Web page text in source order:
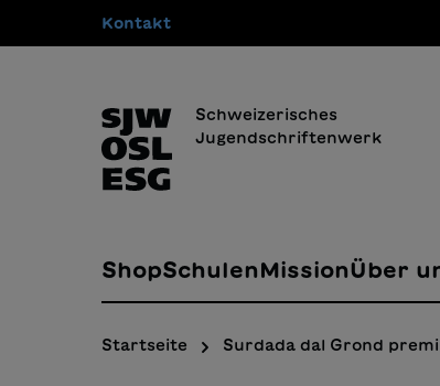
Zur Hauptnavigation springen
Kontakt
Schweizerisches
Jugendschriftenwerk
ShopSchulen MissionÜber
Startseite Surdada dal Grond